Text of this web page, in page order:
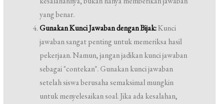
yang benar.
Gunakan Kunci Jawaban dengan Bijak:Kunci
jawaban sangat penting untuk memeriksa hasil
pekerjaan. Namun, jangan jadikan kunci jawaban
sebagai "contekan". Gunakan kunci jawaban
setelah siswa berusaha semaksimal mungkin
untuk menyelesaikan soal. Jika ada kesalahan,